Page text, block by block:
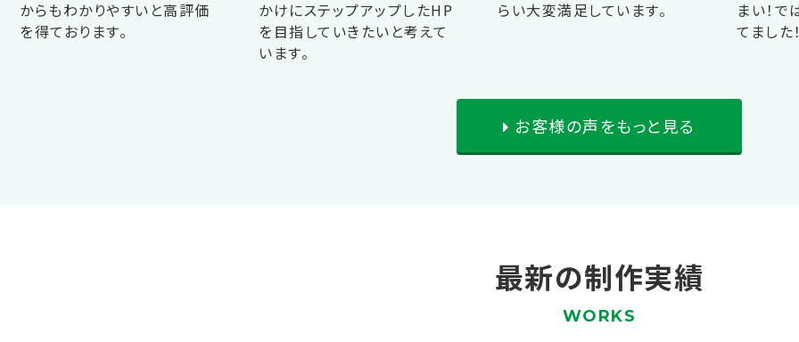
からもわかりやすいと高評価
を得ております。
かけにステップアップしたHP
を目指していきたいと考えて
います。
らい大変満足しています。
まい！
てました
お客様の声をもっと見る
最新の制作実績
WORKS